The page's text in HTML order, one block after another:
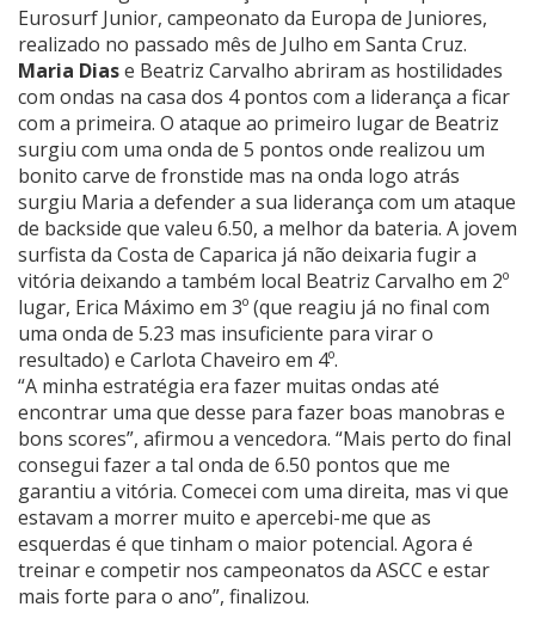
Eurosurf Junior, campeonato da Europa de Juniores,
realizado no passado mês de Julho em Santa Cruz.
Maria Diase Beatriz Carvalho abriram as hostilidades
com ondas na casa dos 4 pontos com a liderança a ficar
com a primeira. O ataque ao primeiro lugar de Beatriz
surgiu com uma onda de 5 pontos onde realizou um
bonito carve de fronstide mas na onda logo atrás
surgiu Maria a defender a sua liderança com um ataque
de backside que valeu 6.50, a melhor da bateria. A jovem
surfista da Costa de Caparica já não deixaria fugir a
vitória deixando a também local Beatriz Carvalho em 2º
lugar, Erica Máximo em 3º (que reagiu já no final com
uma onda de 5.23 mas insuficiente para virar o
resultado) e Carlota Chaveiro em 4º.
“A minha estratégia era fazer muitas ondas até
encontrar uma que desse para fazer boas manobras e
bons scores”, afirmou a vencedora. “Mais perto do final
consegui fazer a tal onda de 6.50 pontos que me
garantiu a vitória. Comecei com uma direita, mas vi que
estavam a morrer muito e apercebi-me que as
esquerdas é que tinham o maior potencial. Agora é
treinar e competir nos campeonatos da ASCC e estar
mais forte para o ano”, finalizou.